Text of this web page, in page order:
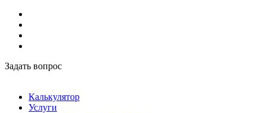
Задать вопрос
Калькулятор
Услуги